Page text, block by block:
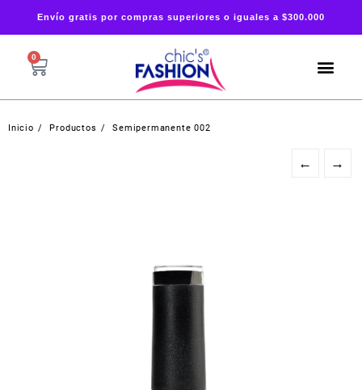
Envío gratis por compras superiores o iguales a $300.000
0
Inicio Productos Semipermanente 002
← →